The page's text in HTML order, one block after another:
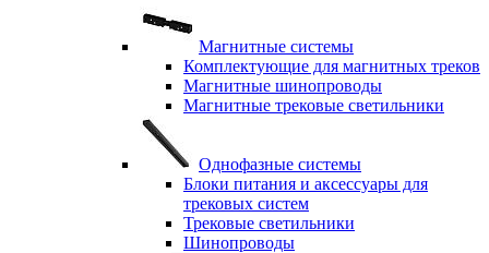
Магнитные системы
Комплектующие для магнитных треков
Магнитные шинопроводы
Магнитные трековые светильники
Однофазные системы
Блоки питания и аксессуары для
трековых систем
Трековые светильники
Шинопроводы